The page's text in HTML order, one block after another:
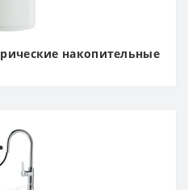
накопительные